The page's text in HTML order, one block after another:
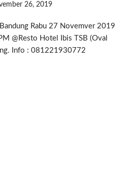
26, 2019
Rabu 27 Novemver 2019
@Resto Hotel Ibis TSB (Oval
Info : 081221930772